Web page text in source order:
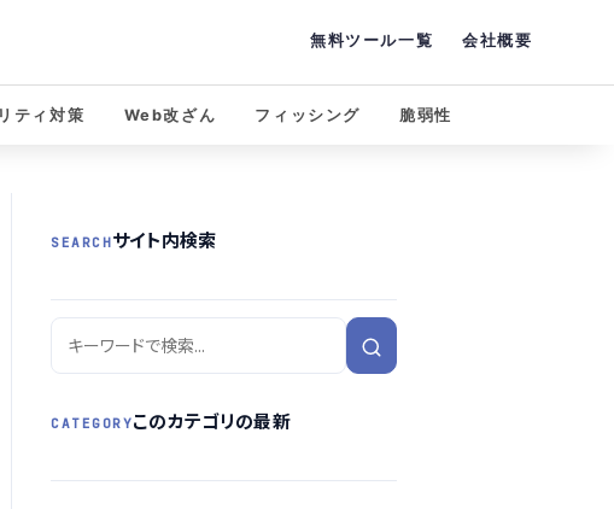
無料ツール一覧 会社概要
ティ対策 Web改ざん フィッシング 脆弱性
SEARCHサイト内検索
CATEGORYこのカテゴリの最新